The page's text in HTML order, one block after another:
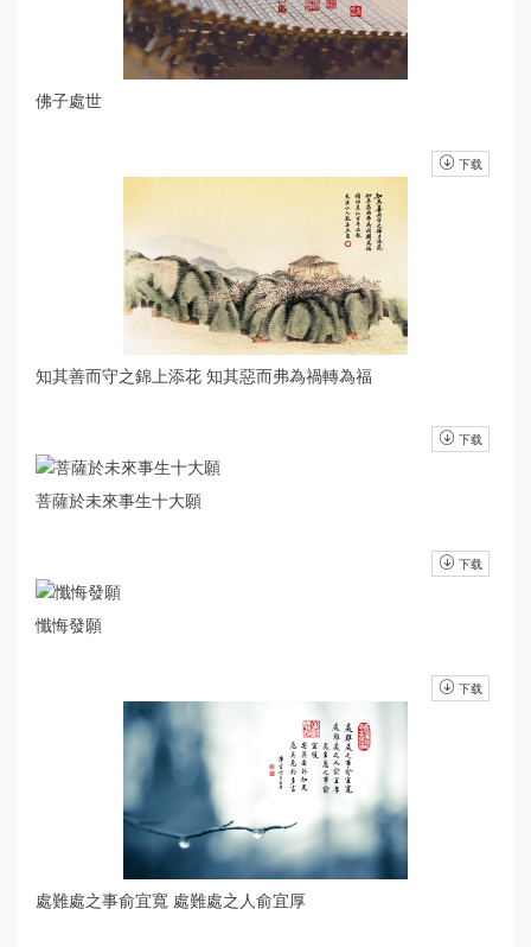
佛子處世
下载
知其善而守之錦上添花 知其惡而弗為禍轉為福
下载
菩薩於未來事生十大願
下载
懺悔發願
下载
處難處之事俞宜寬 處難處之人俞宜厚